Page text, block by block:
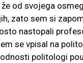
od svojega
zato sem si
nastopali
se vpisal na
politologi